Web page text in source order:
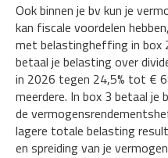
Ook binnen je bv kun je
kan fiscale voordelen
met belastingheffing in box
betaal je belasting over
in 2026 tegen 24,5% tot €
meerdere. In box 3 betaal
de
lagere totale belasting
en spreiding van je